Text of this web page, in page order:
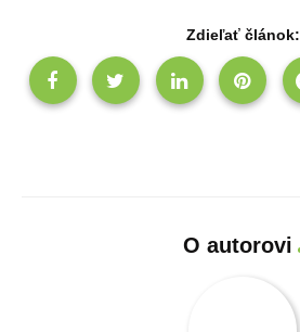
Zdieľať článok:
O autorovi